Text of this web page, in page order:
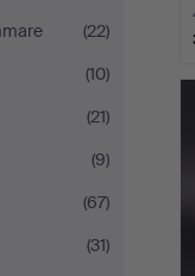
(22)
(10)
(21)
(9)
(67)
(31)